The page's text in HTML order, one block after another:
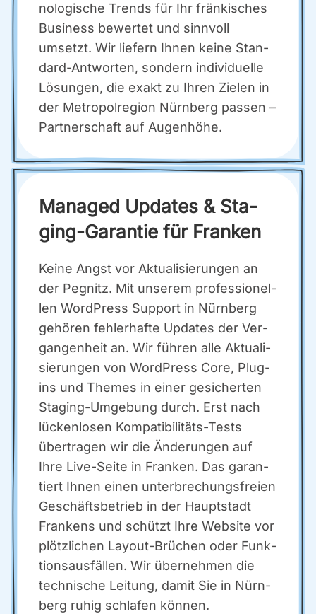
no­lo­gi­sche Trends für Ihr frän­ki­sches
Busi­ness bewer­tet und sinn­voll
umsetzt. Wir lie­fern Ihnen kei­ne Stan­
dard-Ant­wor­ten, son­dern indi­vi­du­el­le
Lösun­gen, die exakt zu Ihren Zie­len in
der Metro­pol­re­gi­on Nürn­berg pas­sen –
Part­ner­schaft auf Augen­hö­he.
Mana­ged Updates & Sta­
ging-Garan­tie für Fran­ken
Kei­ne Angst vor Aktua­li­sie­run­gen an
der Peg­nitz. Mit unse­rem pro­fes­sio­nel­
len Word­Press Sup­port in Nürn­berg
gehö­ren feh­ler­haf­te Updates der Ver­
gan­gen­heit an. Wir füh­ren alle Aktua­li­
sie­run­gen von Word­Press Core, Plug­
ins und The­mes in einer gesi­cher­ten
Sta­ging-Umge­bung durch. Erst nach
lücken­lo­sen Kom­pa­ti­bi­li­täts-Tests
über­tra­gen wir die Ände­run­gen auf
Ihre Live-Sei­te in Fran­ken. Das garan­
tiert Ihnen einen unter­bre­chungs­frei­en
Geschäfts­be­trieb in der Haupt­stadt
Fran­kens und schützt Ihre Web­site vor
plötz­li­chen Lay­out-Brü­chen oder Funk­
ti­ons­aus­fäl­len. Wir über­neh­men die
tech­ni­sche Lei­tung, damit Sie in Nürn­
berg ruhig schla­fen kön­nen.